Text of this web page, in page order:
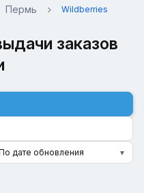
Пермь Wildberries
заказов
дате обновления ▼